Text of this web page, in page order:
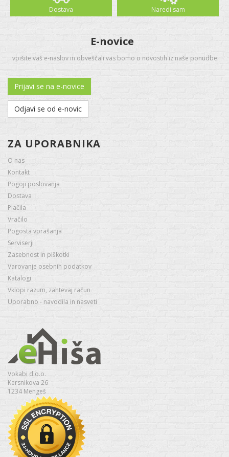
Dostava Naredi sam
E-novice
vpišite vaš e-naslov in obveščali vas bomo o novostih iz naše ponudbe
Prijavi se na e-novice
Odjavi se od e-novic
ZA UPORABNIKA
O nas
Kontakt
Pogoji poslovanja
Dostava
Plačila
Vračilo
Pogosta vprašanja
Serviserji
Zasebnost in piškotki
Varovanje osebnih podatkov
Katalogi
Vklopi razum, zahtevaj račun
Uporabno - navodila in nasveti
Vokabi d.o.o.
Kersnikova 26
1234 Mengeš